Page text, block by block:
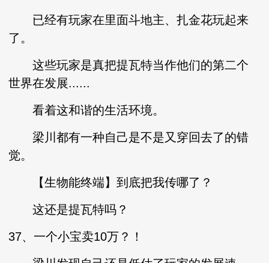
已经有玩家在里面斗地主、扎金花玩起来
了。
这些玩家是真把提瓦特当作他们的第二个
世界在发展......
看着这和谐的生活环境。
梁川都有一种自己是不是又穿回去了的错
觉。
【生物能终端】到底把我传哪了？
这还是提瓦特吗？
37、一个小宝卖10万？！